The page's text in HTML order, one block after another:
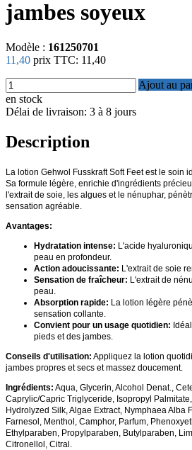
jambes soyeux
Modèle : 161250701
11,40 prix TTC: 11,40
Ajout au
en stock
Délai de livraison: 3 à 8 jours
Description
La lotion Gehwol Fusskraft Soft Feet est le soin
Sa formule légère, enrichie d'ingrédients
l'extrait de soie, les algues et le nénuphar,
sensation agréable.
Avantages:
Hydratation intense: L'acide
peau en profondeur.
Action adoucissante: L'extrait de soie
Sensation de fraîcheur: L'extrait de
peau.
Absorption rapide: La lotion légère
sensation collante.
Convient pour un usage quotidien:
pieds et des jambes.
Conseils d'utilisation: Appliquez la lotion
jambes propres et secs et massez doucement.
Ingrédients: Aqua, Glycerin, Alcohol Denat.,
Caprylic/Capric Triglyceride, Isopropyl
Hydrolyzed Silk, Algae Extract, Nymphaea Alba
Farnesol, Menthol, Camphor, Parfum,
Ethylparaben, Propylparaben, Butylparaben,
Citronellol, Citral.